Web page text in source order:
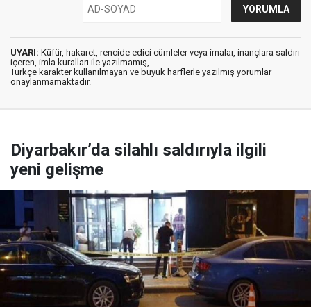
UYARI: Küfür, hakaret, rencide edici cümleler veya imalar, inançlara saldırı
içeren, imla kuralları ile yazılmamış,
Türkçe karakter kullanılmayan ve büyük harflerle yazılmış yorumlar
onaylanmamaktadır.
Diyarbakır’da silahlı saldırıyla ilgili
yeni gelişme